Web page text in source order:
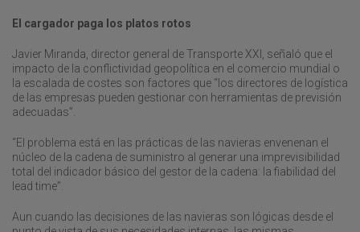
El cargador paga los platos rotos
Javier Miranda, director general de Transporte XXI, señaló que el
impacto de la conflictividad geopolítica en el comercio mundial o
la escalada de costes son factores que “los directores de logística
de las empresas pueden gestionar con herramientas de previsión
adecuadas”.
“El problema está en las prácticas de las navieras envenenan el
núcleo de la cadena de suministro al generar una imprevisibilidad
total del indicador básico del gestor de la cadena: la fiabilidad del
lead time”.
Aun cuando las decisiones de las navieras son lógicas desde el